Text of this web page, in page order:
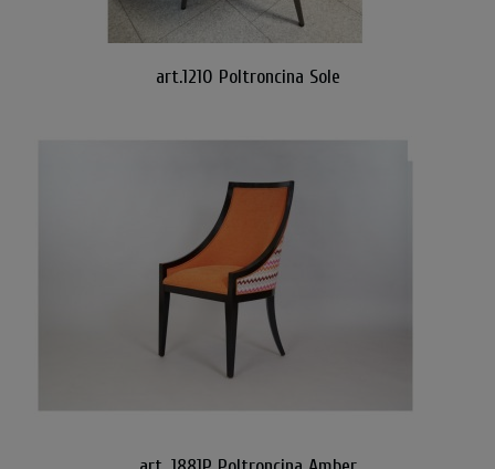
art.1210 Poltroncina Sole